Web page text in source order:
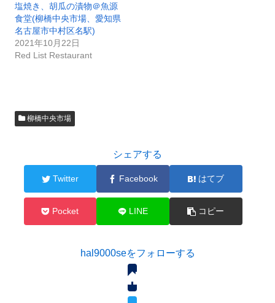
塩焼き、胡瓜の漬物＠魚源
食堂(柳橋中央市場、愛知県
名古屋市中村区名駅)
2021年10月22日
Red List Restaurant
柳橋中央市場
シェアする
Twitter Facebook はてブ
Pocket LINE コピー
hal9000seをフォローする